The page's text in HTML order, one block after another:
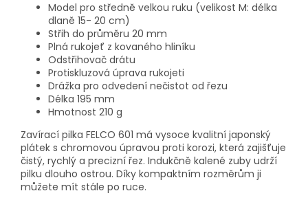
Model pro středně velkou ruku (velikost M: délka
dlaně 15- 20 cm)
Střih do průměru 20 mm
Plná rukojeť z kovaného hliníku
Odstřihovač drátu
Protiskluzová úprava rukojeti
Drážka pro odvedení nečistot od řezu
Délka 195 mm
Hmotnost 210 g
Zavírací pilka FELCO 601 má vysoce kvalitní japonský
plátek s chromovou úpravou proti korozi, která zajišťuje
čistý, rychlý a precizní řez. Indukčně kalené zuby udrží
pilku dlouho ostrou. Díky kompaktním rozměrům ji
můžete mít stále po ruce.